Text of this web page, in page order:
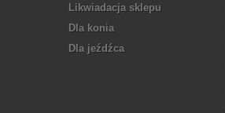
Likwiadacja sklepu
Dla konia
Dla jeźdźca